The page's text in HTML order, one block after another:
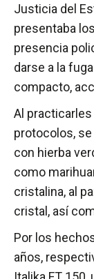
Justicia del
presentaba
presencia
darse a la
compacto,
Al practicarles
protocolos,
con hierba
como
cristalina, al
cristal, así
Por los
años,